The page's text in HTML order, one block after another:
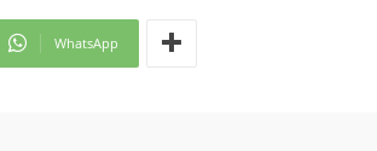
WhatsApp